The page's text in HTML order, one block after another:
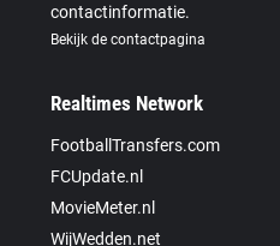
contactinformatie.
Bekijk de contactpagina
Realtimes Network
FootballTransfers.com
FCUpdate.nl
MovieMeter.nl
WijWedden.net